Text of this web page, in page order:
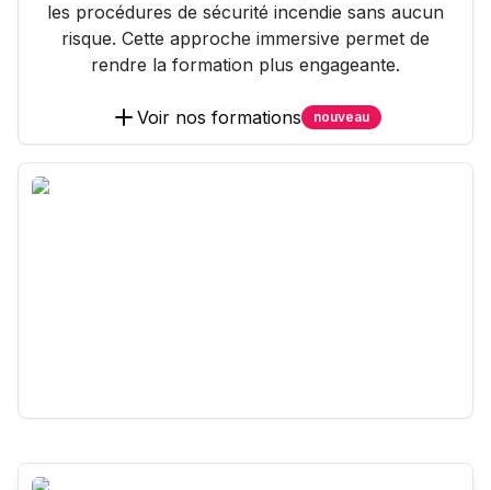
les procédures de sécurité incendie sans aucun
risque. Cette approche immersive permet de
rendre la formation plus engageante.
Voir nos formations nouveau